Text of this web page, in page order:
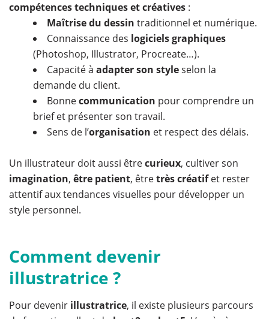
compétences techniques et créatives :
Maîtrise du dessin traditionnel et numérique.
Connaissance des logiciels graphiques
(Photoshop, Illustrator, Procreate…).
Capacité à adapter son styleselon la
demande du client.
Bonnecommunication pour comprendre un
brief et présenter son travail.
Sens de l’organisation et respect des délais.
Un illustrateur doit aussi êtrecurieux, cultiver son
imagination, être patient, êtretrès créatifet rester
attentif aux tendances visuelles pour développer un
style personnel.
Comment devenir
illustratrice ?
Pour devenir illustratrice, il existe plusieurs parcours